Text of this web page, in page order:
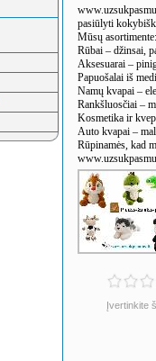
pasiūlyti
Mūsų asortimente:
Rūbai – džinsai,
Aksesuarai –
Papuošalai iš
Namų kvapai –
Rankšluosčiai –
Kosmetika ir
Auto kvapai –
Rūpinamės, kad
Įvertinkite